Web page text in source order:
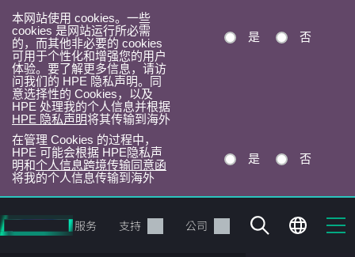
本网站使用 cookies。一些
cookies 是网站运行所必需
的，而其他非必要的 cookies
可用于个性化和增强您的用户
体验。要了解更多信息，请访
问我们的 HPE 隐私声明。同
意选择性的 Cookies，以及
HPE 处理我的个人信息并根据
HPE 隐私声明将其传输到海外
是 否
在管理 Cookies 的过程中，
HPE 可能会根据 HPE隐私声
明和个人信息跨境传输同意函
将我的个人信息传输到海外
是 否
转
到
服务 支持 公司